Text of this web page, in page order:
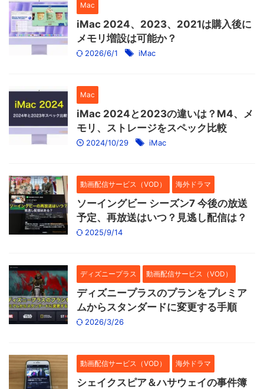
Mac
iMac 2024、2023、2021は購入後に
メモリ増設は可能か？
2026/6/1 iMac
Mac
iMac 2024と2023の違いは？M4、メ
モリ、ストレージをスペック比較
2024/10/29 iMac
動画配信サービス（VOD） 海外ドラマ
ソーイングビー シーズン7 今後の放送
予定、再放送はいつ？見逃し配信は？
2025/9/14
ディズニープラス 動画配信サービス（VOD）
ディズニープラスのプランをプレミア
ムからスタンダードに変更する手順
2026/3/26
動画配信サービス（VOD） 海外ドラマ
シェイクスピア＆ハサウェイの事件簿